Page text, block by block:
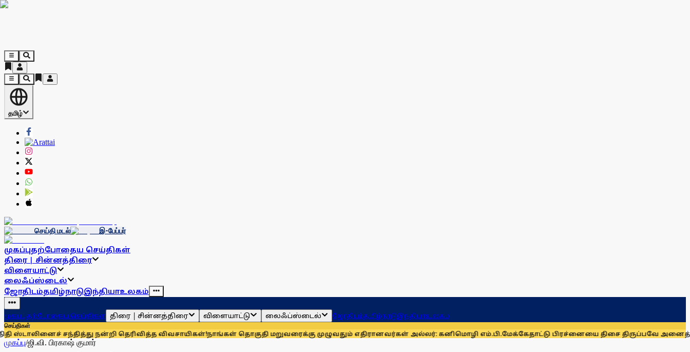
தமிழ்
செய்தி மடல் இ-பேப்பர்
முகப்புதற்போதைய செய்திகள்
திரை | சின்னத்திரை
விளையாட்டு
லைஃப்ஸ்டைல்
ஜோதிடம்தமிழ்நாடுஇந்தியாஉலகம்
முகப்புதற்போதைய செய்திகள் திரை | சின்னத்திரை விளையாட்டு லைஃப்ஸ்டைல் ஜோதிடம்தமிழ்நாடுஇந்தியாஉலகம்
செய்திகள்
சந்தித்து நன்றி தெரிவித்த விவசாயிகள்!நாங்கள் தொகுதி மறுவரைக்கு முழுவதும் எதிரானவர்கள் அல்லர்: கனிமொழி எம்.பி.மேக்கேதாட்டு பிரச்னையை திசை திருப்பவே அனைத்துக்
முகப்பு/ஜி.வி. பிரகாஷ் குமார்